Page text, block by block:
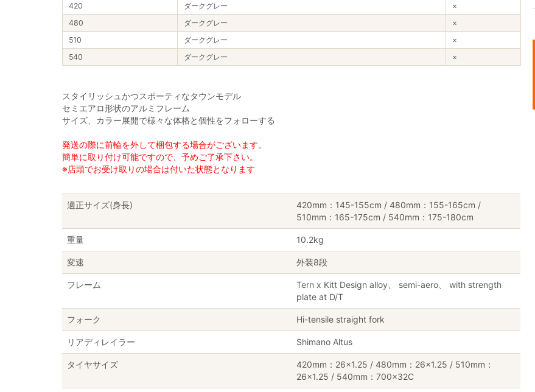
420
ダークグレー
×
480
ダークグレー
×
510
ダークグレー
×
540
ダークグレー ×
スタイリッシュかつスポーティなタウンモデル
セミエアロ形状のアルミフレーム
サイズ、カラー展開で様々な体格と個性をフォローする
発送の際に前輪を外して梱包する場合がございます。
簡単に取り付け可能ですので、予めご了承下さい。
※店頭でお受け取りの場合は付いた状態となります
適正サイズ(身長)
420mm：145-155cm / 480mm：155-165cm /
510mm：165-175cm / 540mm：175-180cm
重量 10.2kg
変速 外装8段
フレーム
Tern x Kitt Design alloy、 semi-aero、 with strength
plate at D/T
フォーク Hi-tensile straight fork
リアディレイラー Shimano Altus
タイヤサイズ
420mm：26×1.25 / 480mm：26×1.25 / 510mm：
26×1.25 / 540mm：700×32C